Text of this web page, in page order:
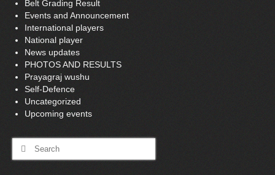
Belt Grading Result
Events and Announcement
International players
National player
News updates
PHOTOS AND RESULTS
Prayagraj wushu
Self-Defence
Uncategorized
Upcoming events
Search